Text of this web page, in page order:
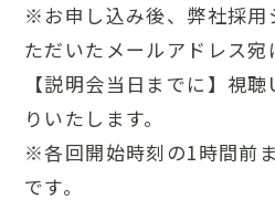
※お申し込み後、弊社採用
ただいたメールアドレス宛
【説明会当日までに】視
りいたします。
※各回開始時刻の1時間前
です。